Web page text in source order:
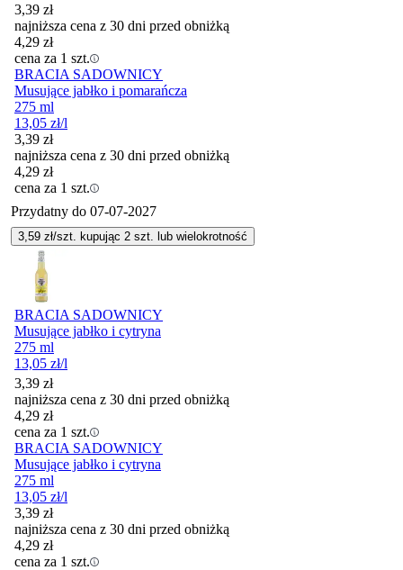
3,39 zł
najniższa cena z 30 dni przed obniżką
4,29 zł
cena za 1 szt.
BRACIA SADOWNICY
Musujące jabłko i pomarańcza
275 ml
13,05 zł/l
3,39 zł
najniższa cena z 30 dni przed obniżką
4,29 zł
cena za 1 szt.
Przydatny do 07-07-2027
3,59 zł/szt. kupując 2 szt. lub wielokrotność
BRACIA SADOWNICY
Musujące jabłko i cytryna
275 ml
13,05 zł/l
3,39 zł
najniższa cena z 30 dni przed obniżką
4,29 zł
cena za 1 szt.
BRACIA SADOWNICY
Musujące jabłko i cytryna
275 ml
13,05 zł/l
3,39 zł
najniższa cena z 30 dni przed obniżką
4,29 zł
cena za 1 szt.